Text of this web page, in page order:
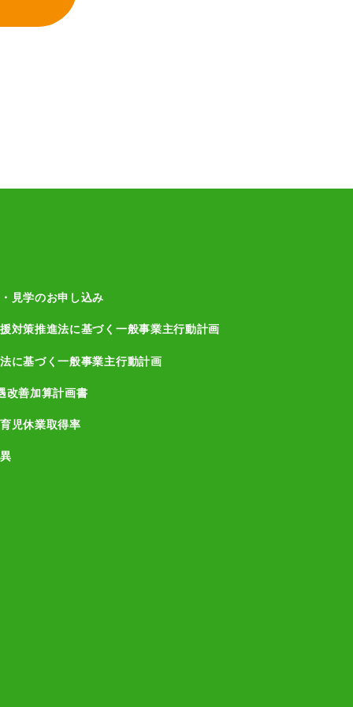
見学のお申し込み
対策推進法に基づく一般事業主行動計画
に基づく一般事業主行動計画
改善加算計画書
児休業取得率